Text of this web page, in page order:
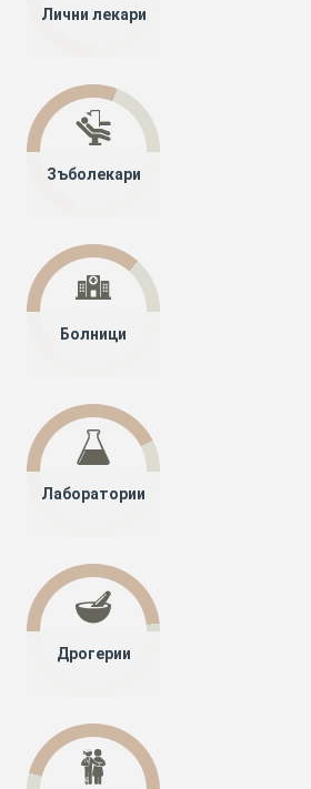
Лични лекари
Зъболекари
Болници
Лаборатории
Дрогерии